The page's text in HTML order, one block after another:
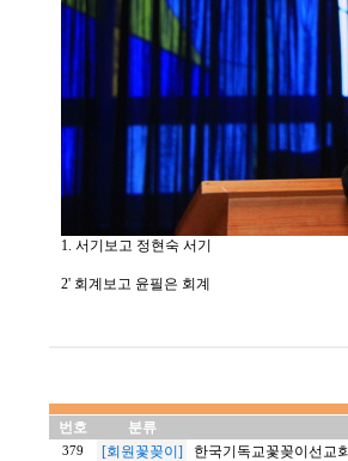
1. 서기보고 정현숙 서기
2' 회계보고 윤필은 회계
번호 분류
379 [회원꽃꽂이] 한국기독교꽃꽂이선교